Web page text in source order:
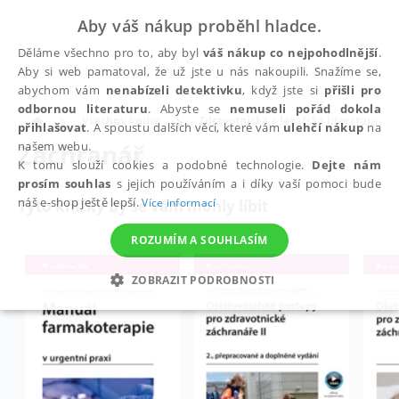
Všechny knihy Zdravotnická a lékařská literatura
Záchranář
Tyto knížky by se vám mohly líbit
Aby váš nákup proběhl hladce.
Děláme všechno pro to, aby bylváš nákup co nejpohodlnější.
Aby si web pamatoval, že už jste u nás nakoupili. Snažíme se,
abychom vám nenabízeli detektivku, když jste si přišli pro
odbornou literaturu. Abyste se nemuseli pořád dokola
přihlašovat. A spoustu dalších věcí, které vám ulehčí nákup na
našem webu.
K tomu slouží cookies a podobné technologie. Dejte nám
prosím souhlas s jejich používáním a i díky vaší pomoci bude
náš e-shop ještě lepší.Více informací
ROZUMÍM A SOUHLASÍM
ZOBRAZIT PODROBNOSTI
NEZBYTNÉ ANALYTICKÉ MARKETINGOVÉ
NEZAŘAZENÉ SOUBORY